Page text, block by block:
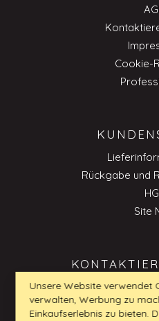
Cookie-
Rückgabe und
Site
Unsere Website verwendet
verwalten, Werbung zu
Einkaufserlebnis zu bieten.